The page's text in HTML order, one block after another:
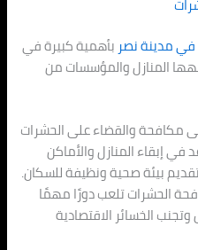
في مدينة نصر بأهمية كبيرة في
المنازل والمؤسسات من
مكافحة والقضاء على الحشرات
في إبقاء المنازل والأماكن
بيئة صحية ونظيفة للسكان.
الحشرات تلعب دورًا مهمًا
الخسائر الاقتصادية